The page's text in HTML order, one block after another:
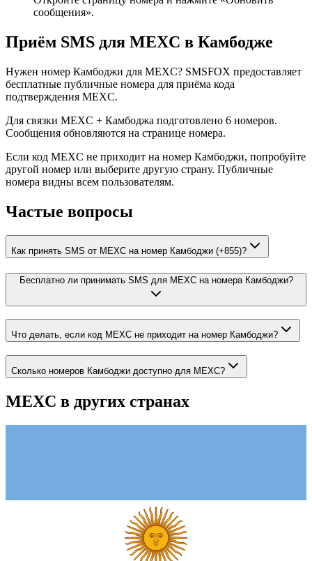
сообщения».
Приём SMS для MEXC в Камбодже
Нужен номер Камбоджи для MEXC? SMSFOX предоставляет
бесплатные публичные номера для приёма кода
подтверждения MEXC.
Для связки MEXC + Камбоджа подготовлено 6 номеров.
Сообщения обновляются на странице номера.
Если код MEXC не приходит на номер Камбоджи, попробуйте
другой номер или выберите другую страну. Публичные
номера видны всем пользователям.
Частые вопросы
Как принять SMS от MEXC на номер Камбоджи (+855)?
Бесплатно ли принимать SMS для MEXC на номера Камбоджи?
Что делать, если код MEXC не приходит на номер Камбоджи?
Сколько номеров Камбоджи доступно для MEXC?
MEXC в других странах